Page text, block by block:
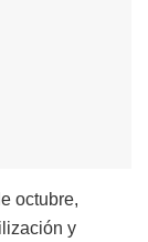
octubre,
y